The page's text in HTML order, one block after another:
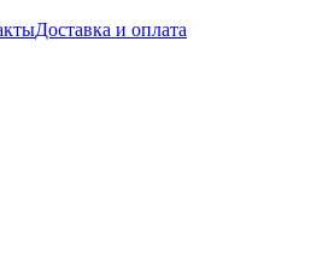
Доставка и оплата